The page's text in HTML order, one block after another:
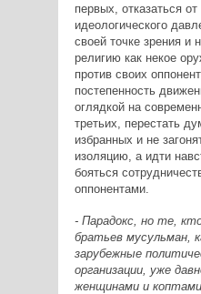
первых, отказаться от
идеологического
своей точке зрения и
религию как некое
против своих
постепенность
оглядкой на
третьих, перестать
избранных и не
изоляцию, а идти
бояться
оппонентами.
- Парадокс, но те,
братьев мусульман,
зарубежные
организации, уже
женщинами и